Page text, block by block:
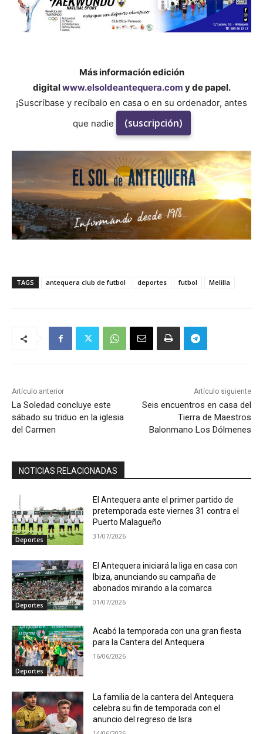
Más información edición
digitalwww.elsoldeantequera.com y de papel.
¡Suscríbase y recíbalo en casa o en su ordenador, antes
que nadie
(suscripción)
TAGS antequera club de futbol deportes futbol Melilla
Artículo anterior
La Soledad concluye este
sábado su triduo en la iglesia
del Carmen
Artículo siguiente
Seis encuentros en casa del
Tierra de Maestros
Balonmano Los Dólmenes
NOTICIAS RELACIONADAS
Deportes
El Antequera ante el primer partido de
pretemporada este viernes 31 contra el
Puerto Malagueño
31/07/2026
Deportes
El Antequera iniciará la liga en casa con
Ibiza, anunciando su campaña de
abonados mirando a la comarca
01/07/2026
Deportes
Acabó la temporada con una gran fiesta
para la Cantera del Antequera
16/06/2026
La familia de la cantera del Antequera
celebra su fin de temporada con el
anuncio del regreso de Isra